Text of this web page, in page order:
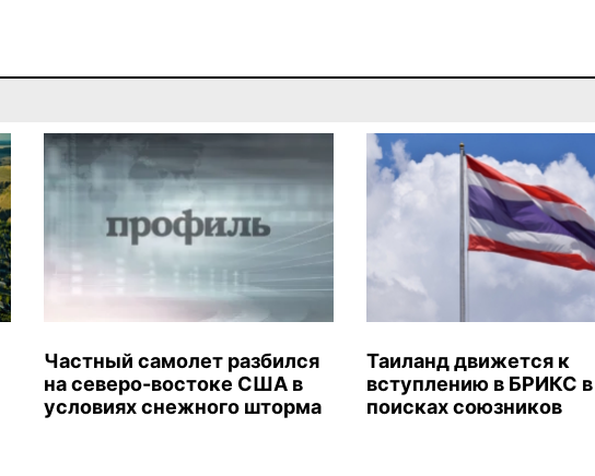
Частный самолет разбился
на северо-востоке США в
условиях снежного шторма
Таиланд движется к
вступлению в БРИКС в
поисках союзников